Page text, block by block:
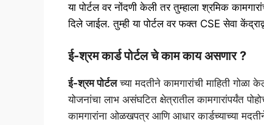
या पोर्टल वर नोंदणी केली तर तुम्हाला श्रमिक
दिले जाईल. तुम्ही या पोर्टल वर फक्त CSE सेवा
ई-श्रम कार्डपोर्टल चे काम काय असणार ?
ई-श्रम पोर्टलच्या मदतीने कामगारांची माहिती गोळा
योजनांचा लाभ असंघटित क्षेत्रातील कामगारांपर्यंत
कामगारांना ओळखपत्र आणि आधार कार्डच्याच्या